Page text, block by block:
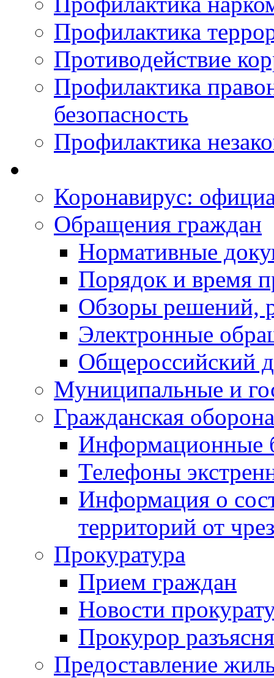
Профилактика
Противодействие
Профилактика
безопасность
Профилактика
Коронавирус:
Обращения граждан
Нормативные
Порядок и время
Обзоры решений,
Электронные
Общероссийский
Муниципальные и
Гражданская
Информационные
Телефоны
Информация о
территорий от
Прокуратура
Прием граждан
Новости
Прокурор
Предоставление